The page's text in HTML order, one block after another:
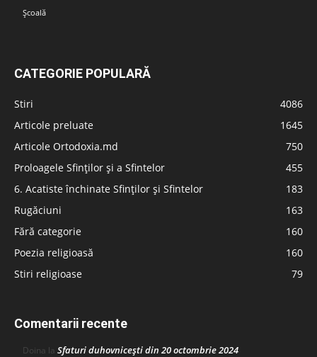
Școală
CATEGORIE POPULARĂ
Stiri
4086
Articole preluate
1645
Articole Ortodoxia.md
750
Proloagele Sfinților și a Sfintelor
455
6. Acatiste închinate Sfinților și Sfintelor
183
Rugăciuni
163
Fără categorie
160
Poezia religioasă
160
Stiri religioase
79
Comentarii recente
Doina la Sfaturi duhovnicești din 20 octombrie 2024